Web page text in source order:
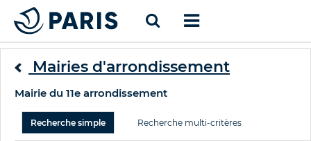
Mairies d'arrondissement
Mairie du 11e arrondissement
Recherche simple Recherche multi-critères